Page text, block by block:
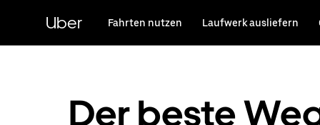
HauptinhaltUber Fahrten nutzen Laufwerk ausliefern
Der beste